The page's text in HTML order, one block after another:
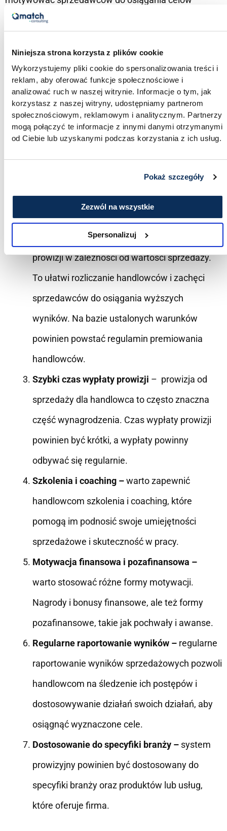
Niniejsza strona korzysta z plików cookie
Wykorzystujemy pliki cookie do spersonalizowania treści i
reklam, aby oferować funkcje społecznościowe i
analizować ruch w naszej witrynie. Informacje o tym, jak
korzystasz z naszej witryny, udostępniamy partnerom
społecznościowym, reklamowym i analitycznym. Partnerzy
mogą połączyć te informacje z innymi danymi otrzymanymi
od Ciebie lub uzyskanymi podczas korzystania z ich usług.
Pokaż szczegóły
Zezwól na wszystkie
Spersonalizuj
sprzedażowych. Poniżej kilka elementów, które warto
Jasne cele sprzedażowe – cel sprzedażowy
powinien być jasno określony i realistyczny,
aby handlowcy wiedzieli, co należy osiągnąć.
Powinien być też mierzalny, aby można było
Przejrzyste kryteria przyznawania prowizji
–
kryteria przyznawania prowizji powinny być
jasno określone. Jaki procent od sprzedaży dla
handlowca? Warto uwzględnić różne poziomy
prowizji w zależności od wartości sprzedaży.
To ułatwi rozliczanie handlowców i zachęci
sprzedawców do osiągania wyższych
wyników. Na bazie ustalonych warunków
powinien powstać regulamin premiowania
handlowców.
Szybki czas wypłaty prowizji – prowizja od
sprzedaży dla handlowca to często znaczna
część wynagrodzenia. Czas wypłaty prowizji
powinien być krótki, a wypłaty powinny
odbywać się regularnie.
Szkolenia i coaching –warto zapewnić
handlowcom szkolenia i coaching, które
pomogą im podnosić swoje umiejętności
sprzedażowe i skuteczność w pracy.
Motywacja finansowa i pozafinansowa –
warto stosować różne formy motywacji.
Nagrody i bonusy finansowe, ale też formy
pozafinansowe, takie jak pochwały i awanse.
Regularne raportowanie wyników – regularne
raportowanie wyników sprzedażowych pozwoli
handlowcom na śledzenie ich postępów i
dostosowywanie działań swoich działań, aby
osiągnąć wyznaczone cele.
Dostosowanie do specyfiki branży – system
prowizyjny powinien być dostosowany do
specyfiki branży oraz produktów lub usług,
które oferuje firma.